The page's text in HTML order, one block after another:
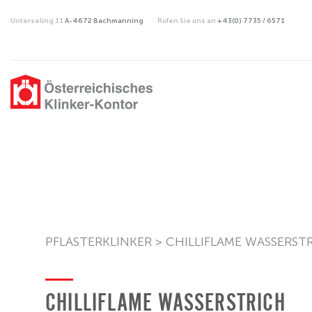
Unterseling 11 A-4672 Bachmanning Rufen Sie uns an +43(0) 7735 / 6571
PFLASTERKLINKER > CHILLIFLAME
CHILLIFLAME WASSERSTRICH